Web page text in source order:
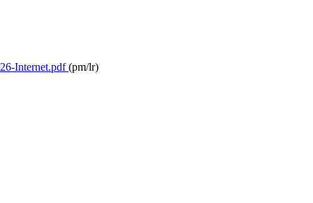
Internet.pdf(pm/lr)